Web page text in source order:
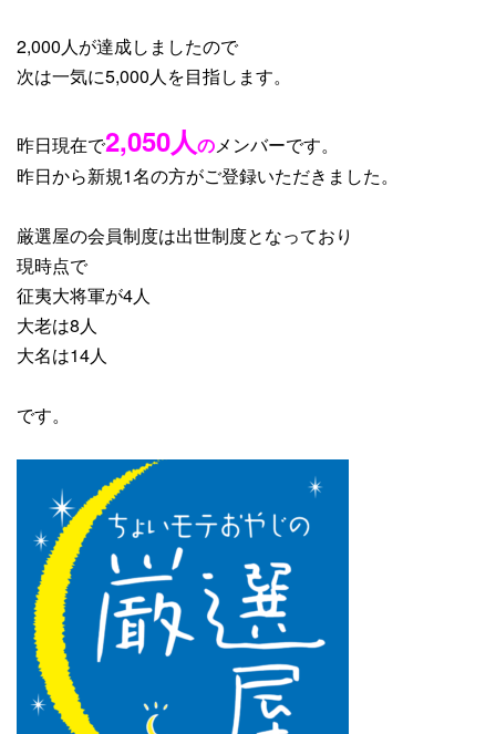
2,000人が達成しましたので
次は一気に5,000人を目指します。
昨日現在で2,050人のメンバーです。
昨日から新規1名の方がご登録いただきました。
厳選屋の会員制度は出世制度となっており
現時点で
征夷大将軍が4人
大老は8人
大名は14人
です。